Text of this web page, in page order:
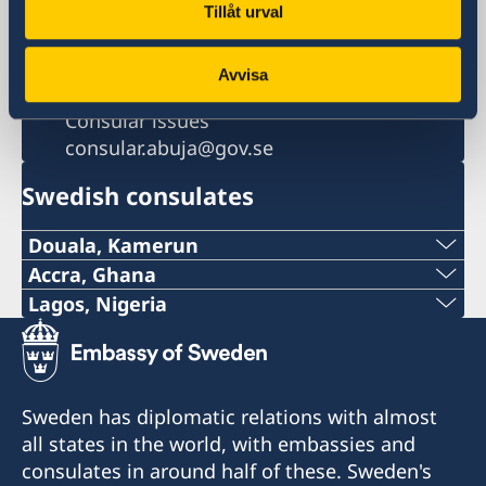
Tillåt urval
Avvisa
ambassaden.abuja@gov.se
Consular issues
consular.abuja@gov.se
Swedish consulates
Douala, Kamerun
Consulate of Sweden in Douala
329, Rue Sylvani Akwa, Douala
Konsulatet tar endast emot besök efter
ConsulateOfSweden_CMR@yahoo.com
Notera att konsulatet inte hanterar
Accra, Ghana
Consulate of Sweden in Accra
32A Kinshasa Avenue, East Legon, Accra
Lagos, Nigeria
Consulate of Sweden in Lagos
Landmark Towers
5B Water Corporation Rd,
Victoria Island,
101241, Lagos, Nigeria
Sweden has diplomatic relations with almost
all states in the world, with embassies and
consulates in around half of these. Sweden's